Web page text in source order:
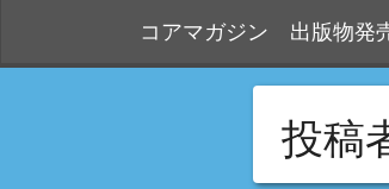
コアマガジン 出版物発
投稿